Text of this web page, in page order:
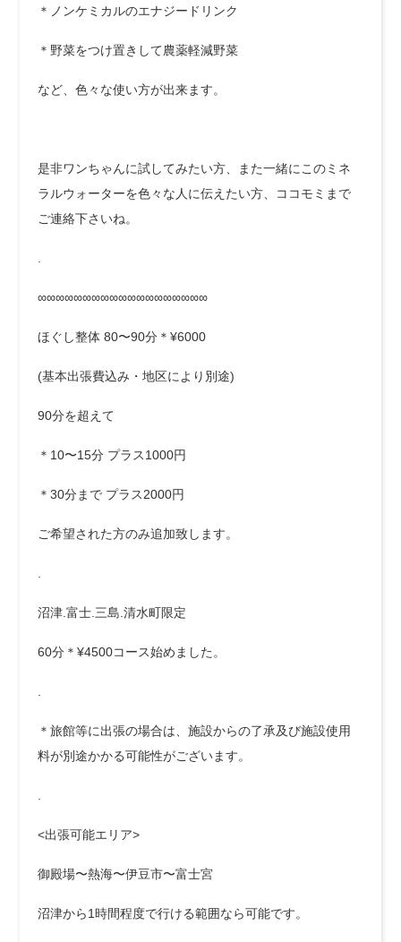
＊ノンケミカルのエナジードリンク
＊野菜をつけ置きして農薬軽減野菜
など、色々な使い方が出来ます。
是非ワンちゃんに試してみたい方、また一緒にこのミネ
ラルウォーターを色々な人に伝えたい方、ココモミまで
ご連絡下さいね。
.
∞∞∞∞∞∞∞∞∞∞∞∞∞∞∞∞∞∞∞
ほぐし整体 80〜90分＊¥6000
(基本出張費込み・地区により別途)
90分を超えて
＊10〜15分 プラス1000円
＊30分まで プラス2000円
ご希望された方のみ追加致します。
.
沼津.富士.三島.清水町限定
60分＊¥4500コース始めました。
.
＊旅館等に出張の場合は、施設からの了承及び施設使用
料が別途かかる可能性がございます。
.
<出張可能エリア>
御殿場〜熱海〜伊豆市〜富士宮
沼津から1時間程度で行ける範囲なら可能です。